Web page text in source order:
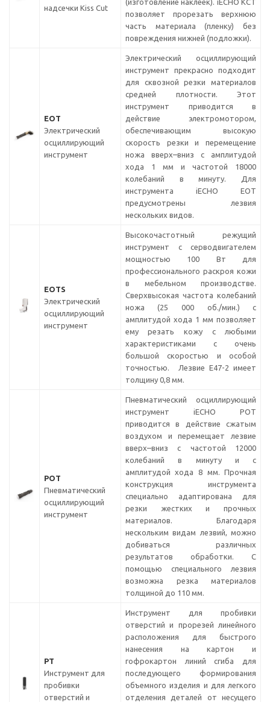
надсечки Kiss Cut
(изготовление наклеек). iECHO KCT
позволяет прорезать верхнюю
часть материала (пленку) без
повреждения нижней (подложки).
EOT
Электрический
осциллирующий
инструмент
Электрический осциллирующий
инструмент прекрасно подходит
для сквозной резки материалов
средней плотности. Этот
инструмент приводится в
действие электромотором,
обеспечивающим высокую
скорость резки и перемещение
ножа вверх–вниз с амплитудой
хода 1 мм и частотой 18000
колебаний в минуту. Для
инструмента iECHO EOT
предусмотрены лезвия
нескольких видов.
EOTS
Электрический
осциллирующий
инструмент
Высокочастотный режущий
инструмент с серводвигателем
мощностью 100 Вт для
профессионального раскроя кожи
в мебельном производстве.
Сверхвысокая частота колебаний
ножа (25 000 об./мин.) с
амплитудой хода 1 мм позволяет
ему резать кожу с любыми
характеристиками с очень
большой скоростью и особой
точностью. Лезвие Е47-2 имеет
толщину 0,8 мм.
POT
Пневматический
осциллирующий
инструмент
Пневматический осциллирующий
инструмент iECHO POT
приводится в действие сжатым
воздухом и перемещает лезвие
вверх–вниз с частотой 12000
колебаний в минуту и с
амплитудой хода 8 мм. Прочная
конструкция инструмента
специально адаптирована для
резки жестких и прочных
материалов. Благодаря
нескольким видам лезвий, можно
добиваться различных
результатов обработки. С
помощью специального лезвия
возможна резка материалов
толщиной до 110 мм.
PT
Инструмент для
пробивки
отверстий и
Инструмент для пробивки
отверстий и прорезей линейного
расположения для быстрого
нанесения на картон и
гофрокартон линий сгиба для
последующего формирования
объемного изделия и для легкого
отделения деталей от несущего